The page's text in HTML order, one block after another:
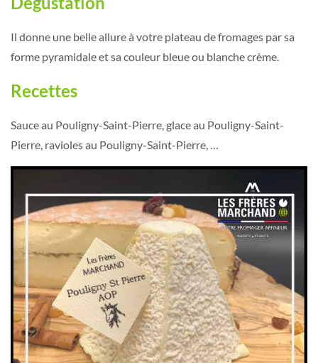
Il donne une belle allure à votre plateau de fromages par sa
forme pyramidale et sa couleur bleue ou blanche crème.
Recettes
Sauce au Pouligny-Saint-Pierre, glace au Pouligny-Saint-
Pierre, ravioles au Pouligny-Saint-Pierre, …